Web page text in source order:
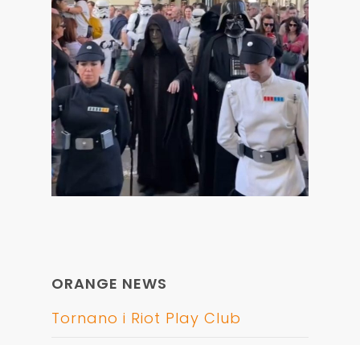
ORANGE NEWS
Tornano i Riot Play Club